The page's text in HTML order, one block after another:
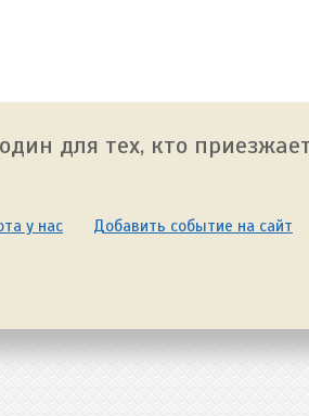
для тех, кто
у нас Добавить событие на сайт